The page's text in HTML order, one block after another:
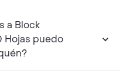
a Block
Hojas puedo